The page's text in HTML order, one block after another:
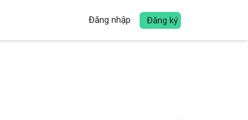
Đăng nhập Đăng ký